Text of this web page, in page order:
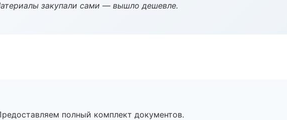
закупали сами — вышло дешевле.
полный комплект документов.